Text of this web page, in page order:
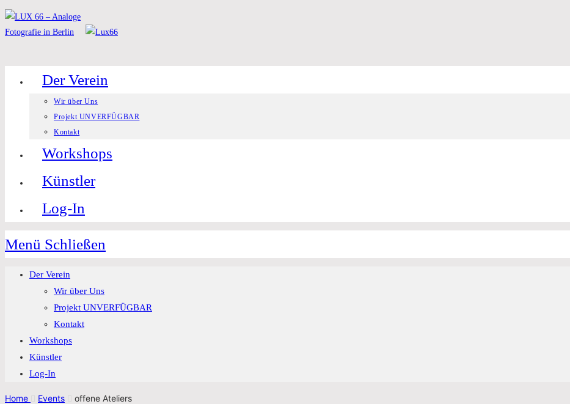
Zum
Inhalt
Der Verein
Wir über Uns
Projekt UNVERFÜGBAR
Kontakt
Workshops
Künstler
Log-In
Menü Schließen
Der Verein
Wir über Uns
Projekt UNVERFÜGBAR
Kontakt
Workshops
Künstler
Log-In
Home Events offene Ateliers